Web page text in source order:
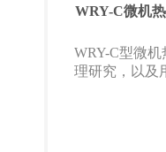
WRY-C微机
WRY-C型微
理研究，以及